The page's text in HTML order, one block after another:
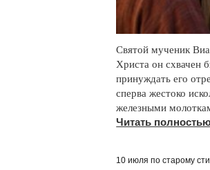
Святой мученик
Христа он схвачен
принуждать его
сперва жестоко
железными
Читать
10 июля по старому